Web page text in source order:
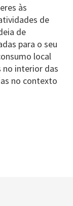
às
de
de
para o seu
local
no interior das
no contexto